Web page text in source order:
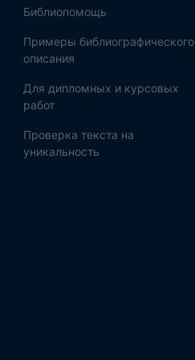
Библиопомощь
Примеры библиографического
описания
Для дипломных и курсовых
работ
Проверка текста на
уникальность